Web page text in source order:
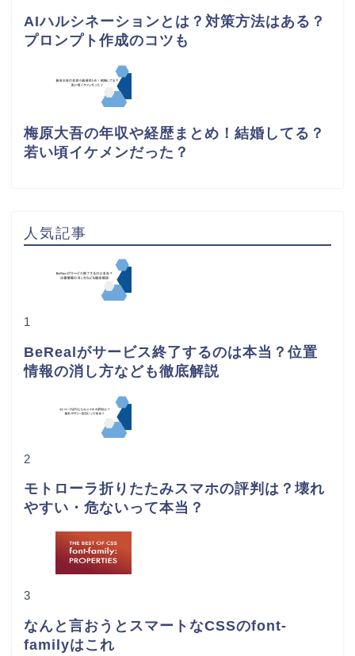
AIハルシネーションとは？対策方法はある？
プロンプト作成のコツも
梅原大吾の年収や経歴まとめ！結婚してる？
若い頃イケメンだった？
人気記事
1
BeRealがサービス終了するのは本当？位置
情報の消し方なども徹底解説
2
モトローラ折りたたみスマホの評判は？壊れ
やすい・危ないって本当？
3
なんと言おうとスマートなCSSのfont-
familyはこれ